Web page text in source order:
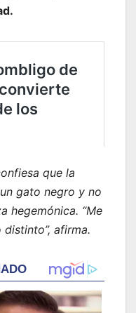
que la
gato negro y no
hegemónica. “Me
afirma.